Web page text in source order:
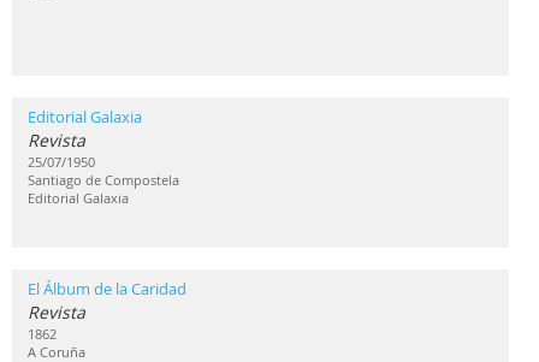
Editorial Galaxia
Revista
25/07/1950
Santiago de Compostela
Editorial Galaxia
El Álbum de la Caridad
Revista
1862
A Coruña